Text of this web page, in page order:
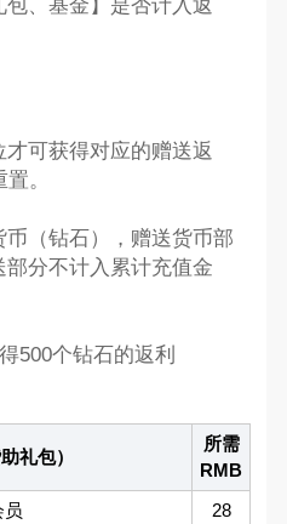
包、基金】是否计入返
可获得对应的赠送返
。
（钻石），赠送货币部
分不计入累计充值金
500个钻石的返利
礼包）
所需
RMB
员
28